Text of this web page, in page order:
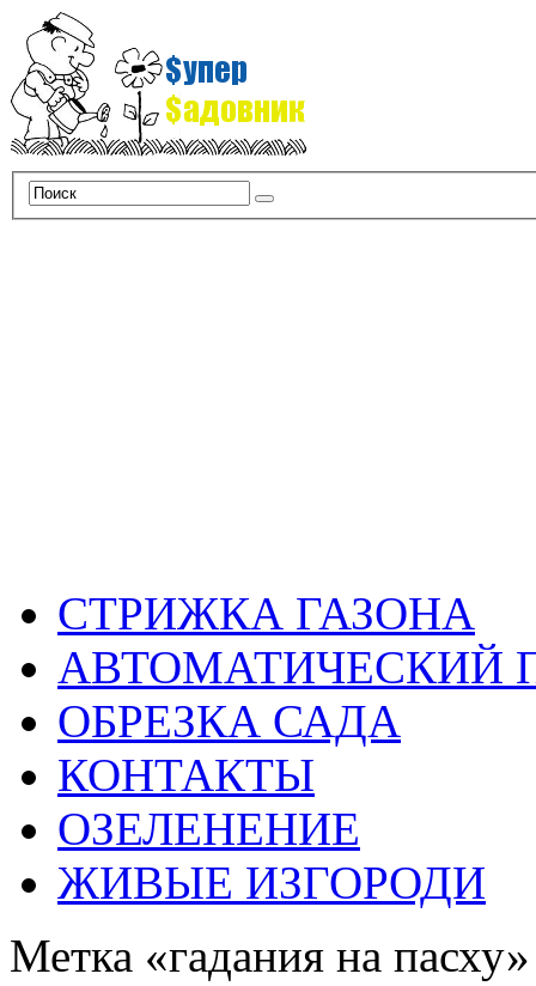
СТРИЖКА ГАЗОНА
АВТОМАТИЧЕСКИЙ
ОБРЕЗКА САДА
КОНТАКТЫ
ОЗЕЛЕНЕНИЕ
ЖИВЫЕ ИЗГОРОДИ
Метка «гадания на пасху»